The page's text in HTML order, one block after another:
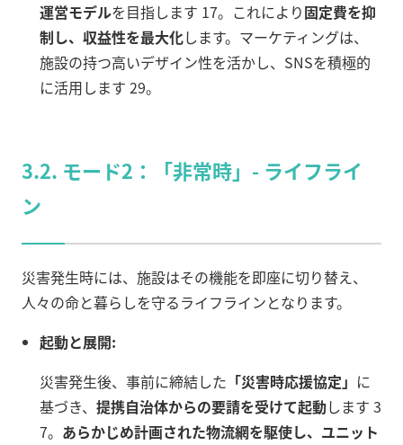
運営モデルを目指します 17。これにより固定費を抑
制し、収益性を最大化します。マーケティングは、
施設の持つ高いデザイン性を活かし、SNSを積極的
に活用します 29。
3.2. モード2：「非常時」- ライフライ
ン
災害発生時には、施設はその機能を即座に切り替え、
人々の命と暮らしを守るライフラインとなります。
起動と展開:
災害発生後、事前に締結した 「災害時応援協定」 に
基づき、 提携自治体からの要請を受けて起動します 3
7。 あらかじめ計画された物流網を駆使し、ユニット